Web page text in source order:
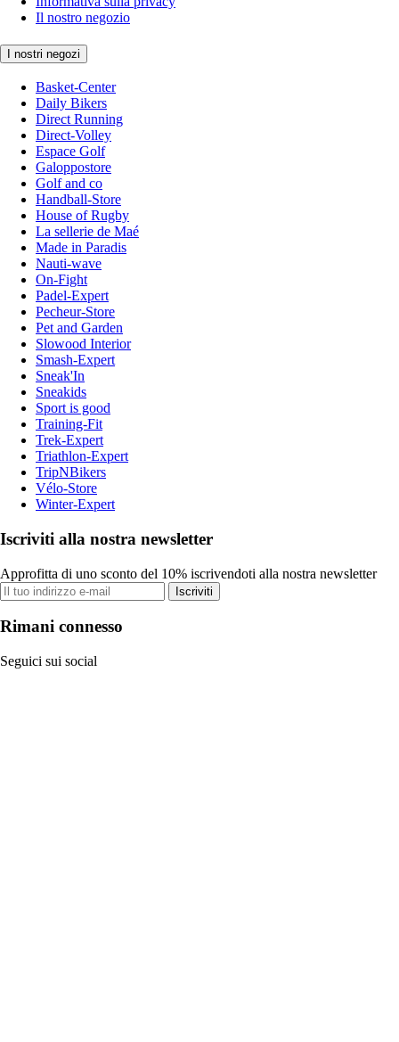
Il nostro negozio
I nostri negozi
Basket-Center
Daily Bikers
Direct Running
Direct-Volley
Espace Golf
Galoppostore
Golf and co
Handball-Store
House of Rugby
La sellerie de Maé
Made in Paradis
Nauti-wave
On-Fight
Padel-Expert
Pecheur-Store
Pet and Garden
Slowood Interior
Smash-Expert
Sneak'In
Sneakids
Sport is good
Training-Fit
Trek-Expert
Triathlon-Expert
TripNBikers
Vélo-Store
Winter-Expert
Iscriviti alla nostra newsletter
Approfitta di uno sconto del 10% iscrivendoti alla nostra newsletter
Iscriviti
Rimani connesso
Seguici sui social